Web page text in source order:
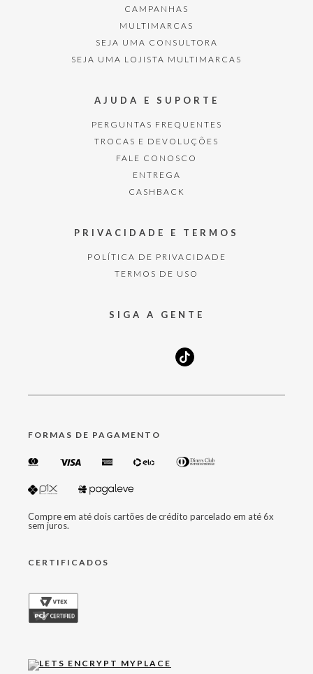
CAMPANHAS
MULTIMARCAS
SEJA UMA CONSULTORA
SEJA UMA LOJISTA MULTIMARCAS
AJUDA E SUPORTE
PERGUNTAS FREQUENTES
TROCAS E DEVOLUÇÕES
FALE CONOSCO
ENTREGA
CASHBACK
PRIVACIDADE E TERMOS
POLÍTICA DE PRIVACIDADE
TERMOS DE USO
SIGA A GENTE
FORMAS DE PAGAMENTO
Compre em até dois cartões de crédito parcelado em até 6x
sem juros.
CERTIFICADOS